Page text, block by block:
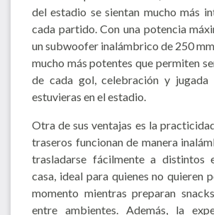
del estadio se sientan mucho más
cada partido. Con una potencia
un subwoofer inalámbrico de 250
mucho más potentes que permiten
de cada gol, celebración y jugada
estuvieras en el estadio.
Otra de sus ventajas es la
traseros funcionan de manera
trasladarse fácilmente a distintos
casa, ideal para quienes no quieren
momento mientras preparan
entre ambientes. Además, la